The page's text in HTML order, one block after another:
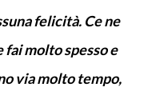
felicità. Ce ne
fai molto spesso e
via molto tempo,